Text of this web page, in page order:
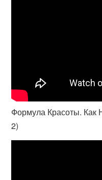
Формула Красоты.
2)